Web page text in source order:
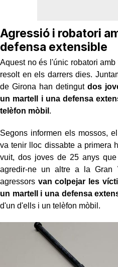
Agressió i robatori
defensa extensible
Aquest no és l'únic robatori
resolt en els darrers dies.
de Girona han detingutdos
un martell i una defensa
telèfon mòbil .
Segons informen els mossos,
va tenir lloc dissabte a primera
vuit, dos joves de 25 anys
agredir-ne un altre a la
agressors van colpejar les
un martell i una defensa
d'un d'ells i un telèfon mòbil.